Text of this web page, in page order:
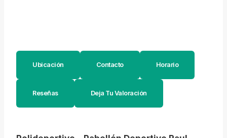
Ubicación Contacto Horario
Reseñas Deja Tu Valoración